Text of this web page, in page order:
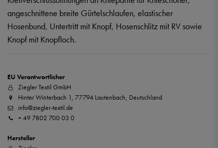
angeschnittene breite Gürtelschlaufen, elastischer
Hosenbund, Untertritt mit Knopf, Hosenschlitz mit RV sowie
Knopf mit Knopfloch.
EU Verantwortlicher
Ziegler Textil GmbH
Hinter Winterbach 1, 77794 Lautenbach, Deutschland
info@ziegler-textil.de
+ 49 7802 700 03 0
Hersteller